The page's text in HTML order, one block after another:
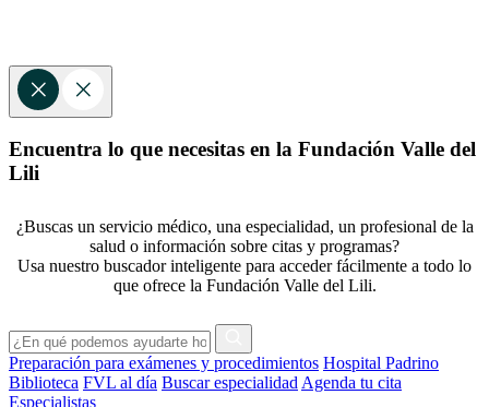
Encuentra lo que necesitas en la Fundación Valle del
Lili
¿Buscas un servicio médico, una especialidad, un profesional de la
salud o información sobre citas y programas?
Usa nuestro buscador inteligente para acceder fácilmente a todo lo
que ofrece la Fundación Valle del Lili.
Preparación para exámenes y procedimientos Hospital Padrino
Biblioteca FVL al día Buscar especialidad Agenda tu cita
Especialistas